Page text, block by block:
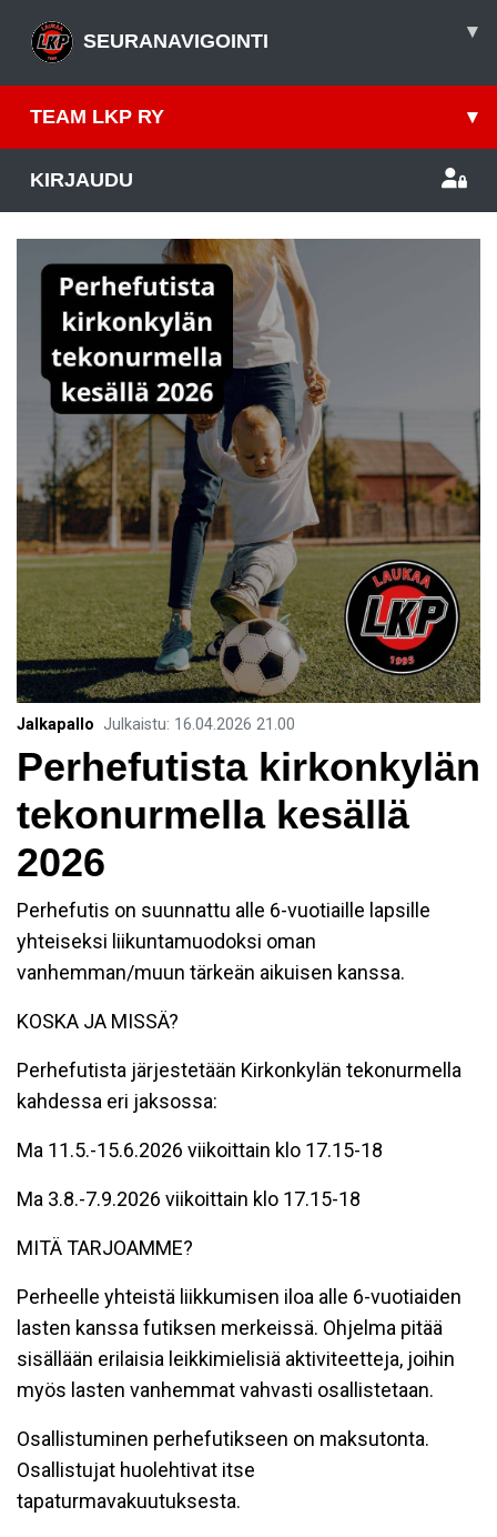
SEURANAVIGOINTI ▾
TEAM LKP RY ▾
KIRJAUDU
Jalkapallo Julkaistu: 16.04.2026 21.00
Perhefutista kirkonkylän
tekonurmella kesällä
2026
Perhefutis on suunnattu alle 6-vuotiaille lapsille
yhteiseksi liikuntamuodoksi oman
vanhemman/muun tärkeän aikuisen kanssa.
KOSKA JA MISSÄ?
Perhefutista järjestetään Kirkonkylän tekonurmella
kahdessa eri jaksossa:
Ma 11.5.-15.6.2026 viikoittain klo 17.15-18
Ma 3.8.-7.9.2026 viikoittain klo 17.15-18
MITÄ TARJOAMME?
Perheelle yhteistä liikkumisen iloa alle 6-vuotiaiden
lasten kanssa futiksen merkeissä. Ohjelma pitää
sisällään erilaisia leikkimielisiä aktiviteetteja, joihin
myös lasten vanhemmat vahvasti osallistetaan.
Osallistuminen perhefutikseen on maksutonta.
Osallistujat huolehtivat itse
tapaturmavakuutuksesta.